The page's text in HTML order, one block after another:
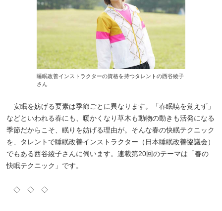
睡眠改善インストラクターの資格を持つタレントの西谷綾子
さん
安眠を妨げる要素は季節ごとに異なります。「春眠暁を覚えず」
などといわれる春にも、暖かくなり草木も動物の動きも活発になる
季節だからこそ、眠りを妨げる理由が。そんな春の快眠テクニック
を、タレントで睡眠改善インストラクター（日本睡眠改善協議会）
でもある西谷綾子さんに伺います。連載第20回のテーマは「春の
快眠テクニック」です。
◇ ◇ ◇